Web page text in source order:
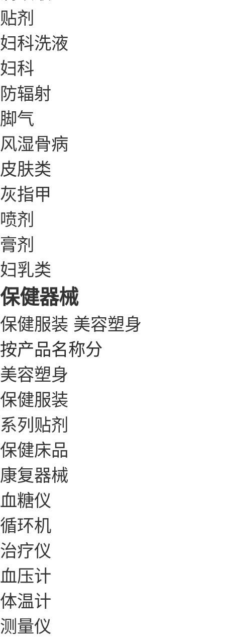
贴剂
妇科洗液
妇科
防辐射
脚气
风湿骨病
皮肤类
灰指甲
喷剂
膏剂
妇乳类
保健器械
保健服装 美容塑身
按产品名称分
美容塑身
保健服装
系列贴剂
保健床品
康复器械
血糖仪
循环机
治疗仪
血压计
体温计
测量仪